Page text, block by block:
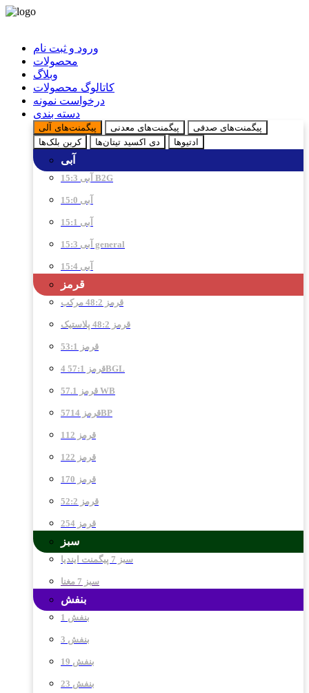
ورود و ثبت نام
محصولات
وبلاگ
کاتالوگ محصولات
درخواست نمونه
دسته بندی
پیگمنت‌های آلی پیگمنت‌های معدنی
پیگمنت‌های صدفی
کربن بلک‌ها
دی اکسید تیتان‌ها ادتیو‌ها
آبی
آبی 15:3 B2G
آبی 15:0
آبی 15:1
آبی 15:3 general
آبی 15:4
قرمز
قرمز 48:2 مرکب
قرمز 48:2 پلاستیک
قرمز 53:1
قرمز 57:1 4BGL
قرمز 57.1 WB
قرمز 5714BP
قرمز 112
قرمز 122
قرمز 170
قرمز 52:2
قرمز 254
سبز
سبز 7 پیگمنت ایندیا
سبز 7 مغنا
بنفش
بنفش 1
بنفش 3
بنفش 19
بنفش 23